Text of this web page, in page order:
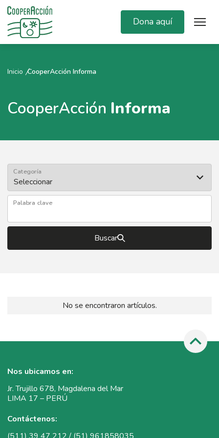
Dona aquí
Inicio CooperAcción Informa
CooperAcción Informa
Categoría
Palabra clave
Buscar
No se encontraron artículos.
Nos ubicamos en:
Jr. Trujillo 678, Magdalena del Mar
LIMA 17 – PERÚ
Contáctenos: